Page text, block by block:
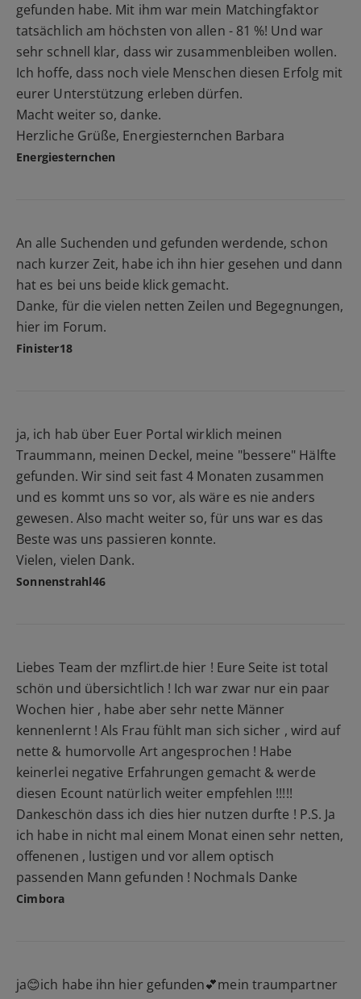
gefunden habe. Mit ihm war mein Matchingfaktor
tatsächlich am höchsten von allen - 81 %! Und war
sehr schnell klar, dass wir zusammenbleiben wollen.
Ich hoffe, dass noch viele Menschen diesen Erfolg mit
eurer Unterstützung erleben dürfen.
Macht weiter so, danke.
Herzliche Grüße, Energiesternchen Barbara
Energiesternchen
An alle Suchenden und gefunden werdende, schon
nach kurzer Zeit, habe ich ihn hier gesehen und dann
hat es bei uns beide klick gemacht.
Danke, für die vielen netten Zeilen und Begegnungen,
hier im Forum.
Finister18
ja, ich hab über Euer Portal wirklich meinen
Traummann, meinen Deckel, meine "bessere" Hälfte
gefunden. Wir sind seit fast 4 Monaten zusammen
und es kommt uns so vor, als wäre es nie anders
gewesen. Also macht weiter so, für uns war es das
Beste was uns passieren konnte.
Vielen, vielen Dank.
Sonnenstrahl46
Liebes Team der mzflirt.de hier ! Eure Seite ist total
schön und übersichtlich ! Ich war zwar nur ein paar
Wochen hier , habe aber sehr nette Männer
kennenlernt ! Als Frau fühlt man sich sicher , wird auf
nette & humorvolle Art angesprochen ! Habe
keinerlei negative Erfahrungen gemacht & werde
diesen Ecount natürlich weiter empfehlen !!!!!
Dankeschön dass ich dies hier nutzen durfte ! P.S. Ja
ich habe in nicht mal einem Monat einen sehr netten,
offenenen , lustigen und vor allem optisch
passenden Mann gefunden ! Nochmals Danke
Cimbora
ja😊ich habe ihn hier gefunden💕mein traumpartner